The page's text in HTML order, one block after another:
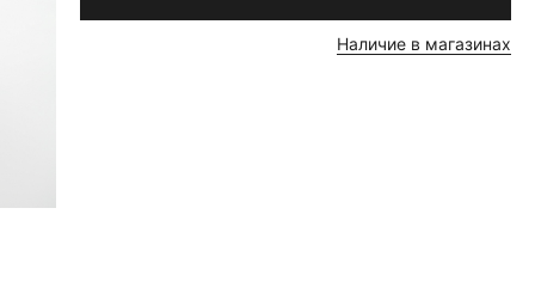
Наличие в магазинах